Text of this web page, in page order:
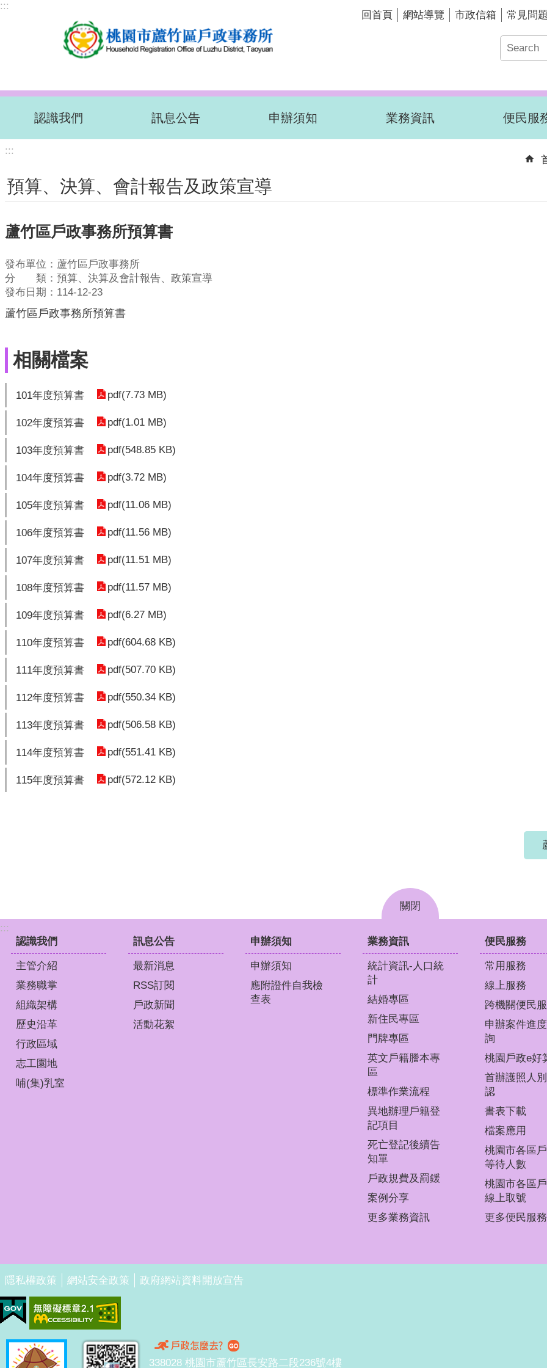
跳到主要內容區塊
:::
回首頁 網站導覽 市政信箱 常見問題
認識我們 訊息公告 申辦須知 業務資訊 便民服
:::
預算、決算、會計報告及政策宣導
蘆竹區戶政事務所預算書
發布單位：蘆竹區戶政事務所
分 類：預算、決算及會計報告、政策宣導
發布日期：114-12-23
蘆竹區戶政事務所預算書
相關檔案
101年度預算書 pdf(7.73 MB)
102年度預算書 pdf(1.01 MB)
103年度預算書 pdf(548.85 KB)
104年度預算書 pdf(3.72 MB)
105年度預算書 pdf(11.06 MB)
106年度預算書 pdf(11.56 MB)
107年度預算書 pdf(11.51 MB)
108年度預算書 pdf(11.57 MB)
109年度預算書 pdf(6.27 MB)
110年度預算書 pdf(604.68 KB)
111年度預算書 pdf(507.70 KB)
112年度預算書 pdf(550.34 KB)
113年度預算書 pdf(506.58 KB)
114年度預算書 pdf(551.41 KB)
115年度預算書 pdf(572.12 KB)
關閉
:::
認識我們
主管介紹
業務職掌
組織架構
歷史沿革
行政區域
志工園地
哺(集)乳室
訊息公告
最新消息
RSS訂閱
戶政新聞
活動花絮
申辦須知
申辦須知
應附證件自我檢
查表
業務資訊
統計資訊-人口統
計
結婚專區
新住民專區
門牌專區
英文戶籍謄本專
區
標準作業流程
異地辦理戶籍登
記項目
死亡登記後續告
知單
戶政規費及罰鍰
案例分享
更多業務資訊
便民服務
常用服務
線上服務
跨機關便民
申辦案件進
詢
桃園戶政e好
首辦護照人
認
書表下載
檔案應用
桃園市各區
等待人數
桃園市各區
線上取號
更多便民服務
隱私權政策 網站安全政策 政府網站資料開放宣告
338028 桃園市蘆竹區長安路二段236號4樓